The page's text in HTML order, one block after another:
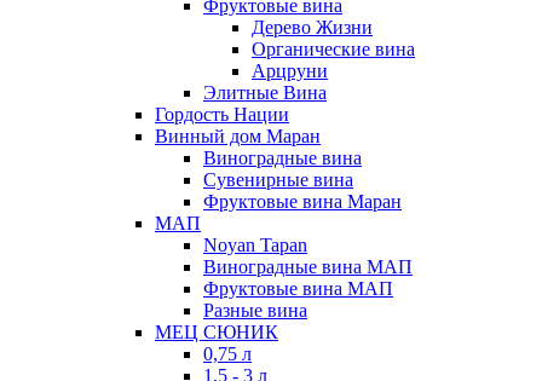
Фруктовые вина
Дерево Жизни
Органические вина
Арцруни
Элитные Вина
Гордость Нации
Винный дом Маран
Виноградные вина
Сувенирные вина
Фруктовые вина Маран
МАП
Noyan Tapan
Виноградные вина МАП
Фруктовые вина МАП
Разные вина
МЕЦ СЮНИК
0,75 л
1,5 - 3 л